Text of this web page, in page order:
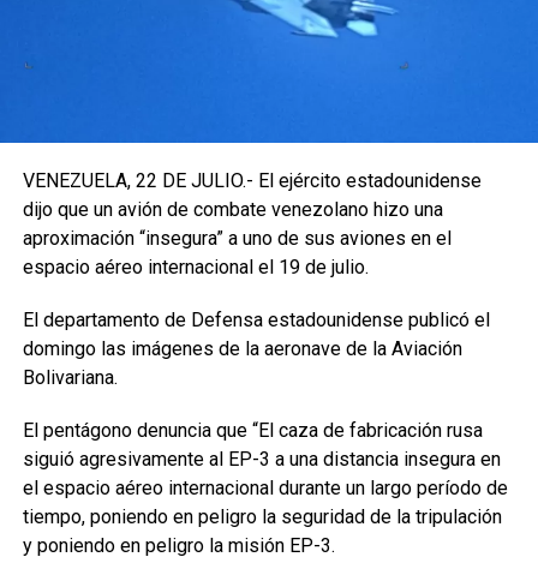
VENEZUELA, 22 DE JULIO.- El ejército estadounidense
dijo que un avión de combate venezolano hizo una
aproximación “insegura” a uno de sus aviones en el
espacio aéreo internacional el 19 de julio.
El departamento de Defensa estadounidense publicó el
domingo las imágenes de la aeronave de la Aviación
Bolivariana.
El pentágono denuncia que “El caza de fabricación rusa
siguió agresivamente al EP-3 a una distancia insegura en
el espacio aéreo internacional durante un largo período de
tiempo, poniendo en peligro la seguridad de la tripulación
y poniendo en peligro la misión EP-3.